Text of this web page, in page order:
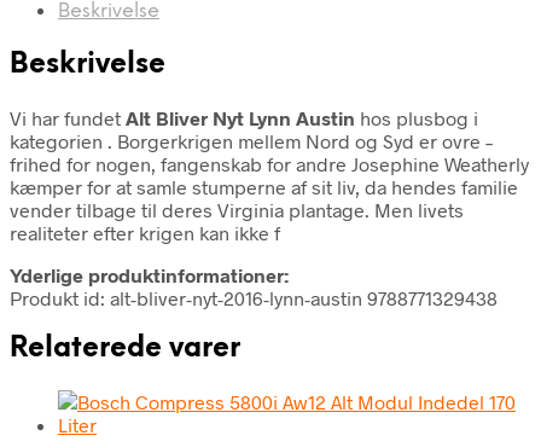
Beskrivelse
Beskrivelse
Vi har fundet Alt Bliver Nyt Lynn Austin hos plusbog i
kategorien . Borgerkrigen mellem Nord og Syd er ovre –
frihed for nogen, fangenskab for andre Josephine Weatherly
kæmper for at samle stumperne af sit liv, da hendes familie
vender tilbage til deres Virginia plantage. Men livets
realiteter efter krigen kan ikke f
Yderlige produktinformationer:
Produkt id: alt-bliver-nyt-2016-lynn-austin 9788771329438
Relaterede varer